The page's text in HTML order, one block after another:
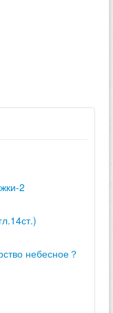
2
небесное？